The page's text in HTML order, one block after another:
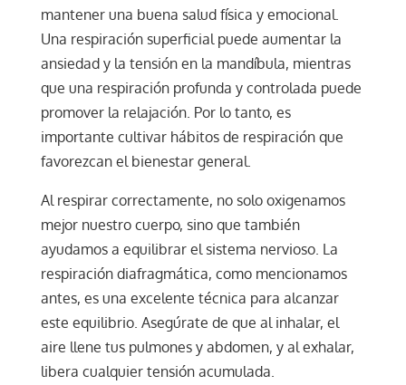
mantener una buena salud física y emocional.
Una respiración superficial puede aumentar la
ansiedad y la tensión en la mandíbula, mientras
que una respiración profunda y controlada puede
promover la relajación. Por lo tanto, es
importante cultivar hábitos de respiración que
favorezcan el bienestar general.
Al respirar correctamente, no solo oxigenamos
mejor nuestro cuerpo, sino que también
ayudamos a equilibrar el sistema nervioso. La
respiración diafragmática, como mencionamos
antes, es una excelente técnica para alcanzar
este equilibrio. Asegúrate de que al inhalar, el
aire llene tus pulmones y abdomen, y al exhalar,
libera cualquier tensión acumulada.